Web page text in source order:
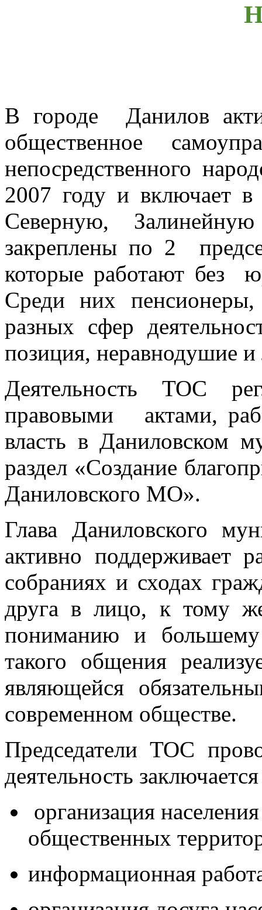
В городе Данилов
общественное
непосредственного
2007 году и включает
Северную,
закреплены по 2
которые работают без
Среди них пенсионеры,
разных сфер
позиция, неравнодушие
Деятельность ТОС
правовыми актами,
власть в Даниловском
раздел «Создание
Даниловского МО».
Глава Даниловского
активно поддерживает
собраниях и сходах
друга в лицо, к тому
пониманию и
такого общения
являющейся
современном обществе.
Председатели ТОС
деятельность
организация
общественных
информационная